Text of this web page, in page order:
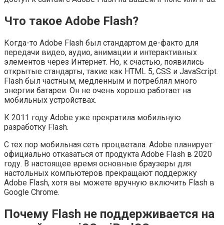
Что такое Adobe Flash?
Когда-то Adobe Flash был стандартом де-факто для
передачи видео, аудио, анимации и интерактивных
элементов через Интернет. Но, к счастью, появились
открытые стандарты, такие как HTML 5, CSS и JavaScript.
Flash был частным, медленным и потреблял много
энергии батареи. Он не очень хорошо работает на
мобильных устройствах.
К 2011 году Adobe уже прекратила мобильную
разработку Flash.
С тех пор мобильная сеть процветала. Adobe планирует
официально отказаться от продукта Adobe Flash в 2020
году. В настоящее время основные браузеры для
настольных компьютеров прекращают поддержку
Adobe Flash, хотя вы можете вручную включить Flash в
Google Chrome.
Почему Flash не поддерживается на